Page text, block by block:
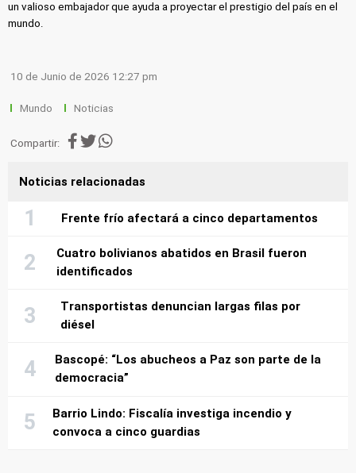
un valioso embajador que ayuda a proyectar el prestigio del país en el
mundo.
10 de Junio de 2026 12:27 pm
Mundo Noticias
Compartir:
Noticias relacionadas
Frente frío afectará a cinco departamentos
Cuatro bolivianos abatidos en Brasil fueron
identificados
Transportistas denuncian largas filas por
diésel
Bascopé: “Los abucheos a Paz son parte de la
democracia”
Barrio Lindo: Fiscalía investiga incendio y
convoca a cinco guardias